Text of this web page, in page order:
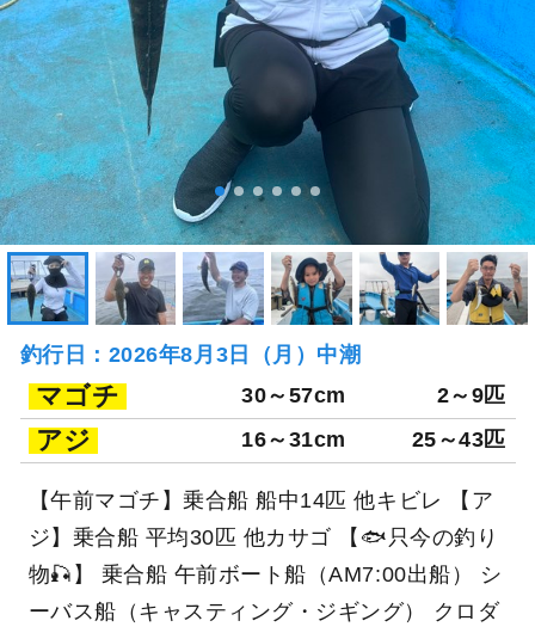
釣行日：2026年8月3日（月）中潮
マゴチ 30～57cm 2～9匹
アジ 16～31cm 25～43匹
【午前マゴチ】乗合船 船中14匹 他キビレ 【ア
ジ】乗合船 平均30匹 他カサゴ 【🐟只今の釣り
物🎣】 乗合船 午前ボート船（AM7:00出船） シ
ーバス船（キャスティング・ジギング） クロダ